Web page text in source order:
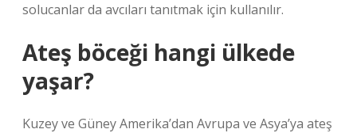
solucanlar da avcıları tanıtmak için kullanılır.
Ateş böceği hangi ülkede
yaşar?
Kuzey ve Güney Amerika’dan Avrupa ve Asya’ya ateş